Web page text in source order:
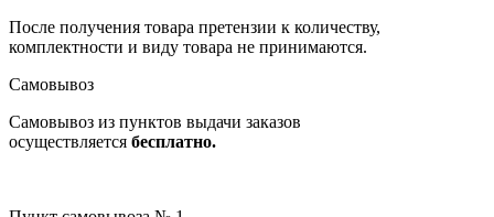
После получения товара претензии к количеству,
комплектности и виду товара не принимаются.
Самовывоз
Самовывоз из пунктов выдачи заказов
осуществляется бесплатно.